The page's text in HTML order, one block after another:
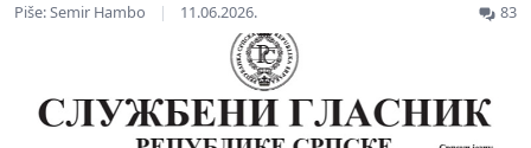
Piše: Semir Hambo | 11.06.2026. 83